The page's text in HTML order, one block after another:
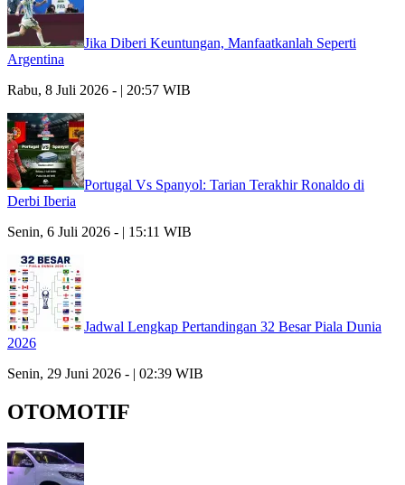
Jika Diberi Keuntungan, Manfaatkanlah Seperti
Argentina
Rabu, 8 Juli 2026 - | 20:57 WIB
Portugal Vs Spanyol: Tarian Terakhir Ronaldo di
Derbi Iberia
Senin, 6 Juli 2026 - | 15:11 WIB
Jadwal Lengkap Pertandingan 32 Besar Piala Dunia
2026
Senin, 29 Juni 2026 - | 02:39 WIB
OTOMOTIF